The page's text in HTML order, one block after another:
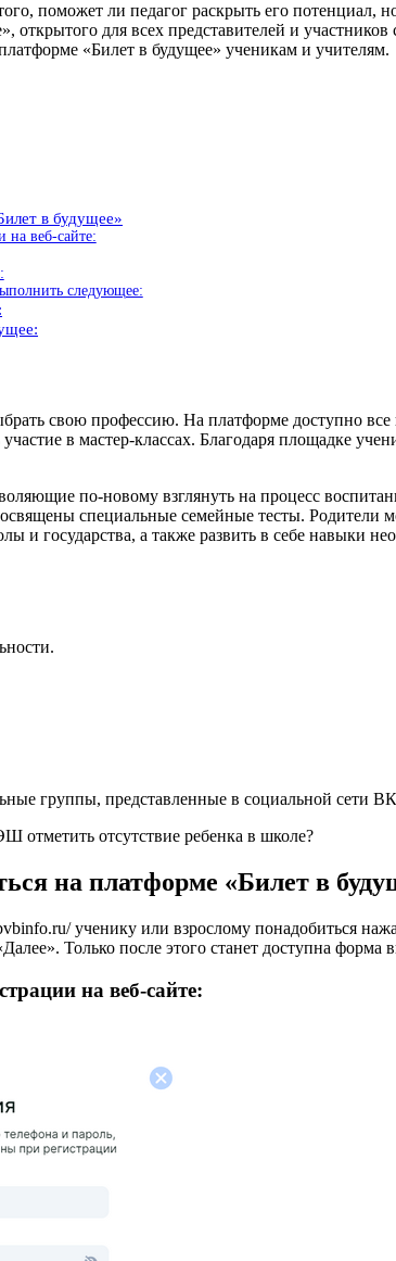
поможет ли педагог раскрыть его потенциал,
открытого для всех представителей и
«Билет в будущее» ученикам и учителям.
в будущее»
на веб-сайте:
следующее:
свою профессию. На платформе доступно
в мастер-классах. Благодаря площадке
по-новому взглянуть на процесс
специальные семейные тесты. Родители
и государства, а также развить в себе навыки
группы, представленные в социальной сети
отметить отсутствие ребенка в школе?
на платформе «Билет в
ученику или взрослому понадобиться
Только после этого станет доступна форма
на веб-сайте: